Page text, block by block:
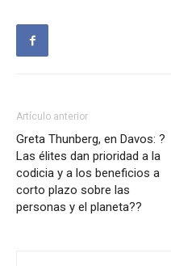
Artículo anterior
Greta Thunberg, en Davos: ?
Las élites dan prioridad a la
codicia y a los beneficios a
corto plazo sobre las
personas y el planeta??